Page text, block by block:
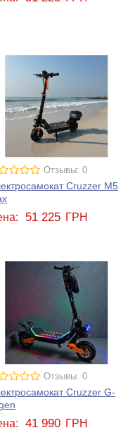
Отзывы: 0
Cruzzer M5
51 225 ГРН
Отзывы: 0
Cruzzer G-
41 990 ГРН